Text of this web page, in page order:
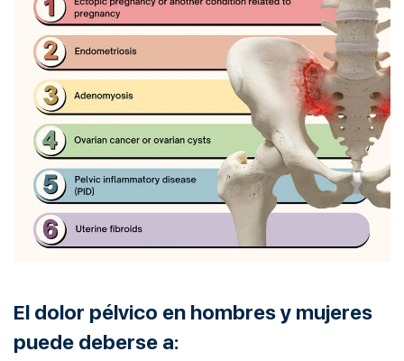
El dolor pélvico en hombres y mujeres
puede deberse a: